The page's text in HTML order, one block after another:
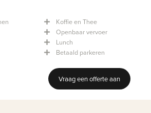
is van alle gemakken voorzien. De
met een grote vergadertafel en
evenals de nodige
flip-over en spreekgestoelte).
Koffie en Thee
Openbaar vervoer
Lunch
Betaald parkeren
Vraag een offerte aan